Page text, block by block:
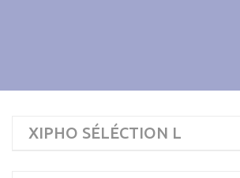
XIPHO SÉLÉCTION L